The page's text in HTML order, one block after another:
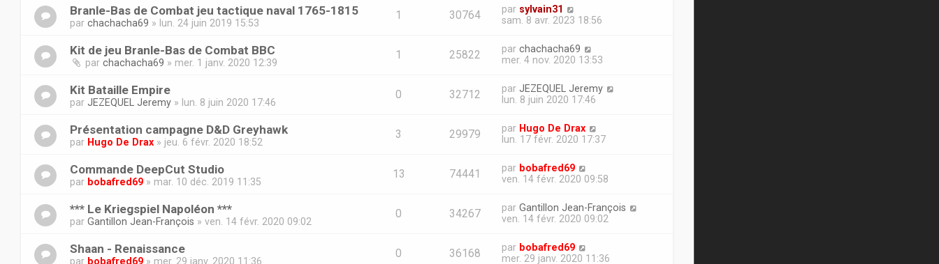
Branle-Bas de Combat jeu tactique naval 1765-1815
par chachacha69 » lun. 24 juin 2019 15:53
1 30764 par sylvain31
sam. 8 avr. 2023 18:56
Kit de jeu Branle-Bas de Combat BBC
par chachacha69 » mer. 1 janv. 2020 12:39
1 25822 par chachacha69
mer. 4 nov. 2020 13:53
Kit Bataille Empire
par JEZEQUEL Jeremy » lun. 8 juin 2020 17:46
0 32712 par JEZEQUEL Jeremy
lun. 8 juin 2020 17:46
Présentation campagne D&D Greyhawk
par Hugo De Drax » jeu. 6 févr. 2020 18:52
3 29979 par Hugo De Drax
lun. 17 févr. 2020 17:37
Commande DeepCut Studio
par bobafred69 » mar. 10 déc. 2019 11:35
13 74441 par bobafred69
ven. 14 févr. 2020 09:58
*** Le Kriegspiel Napoléon ***
par Gantillon Jean-François » ven. 14 févr. 2020 09:02
0 34267 par Gantillon Jean-François
ven. 14 févr. 2020 09:02
Shaan - Renaissance
par bobafred69 » mer. 29 janv. 2020 11:36
0 36168 par bobafred69
mer. 29 janv. 2020 11:36